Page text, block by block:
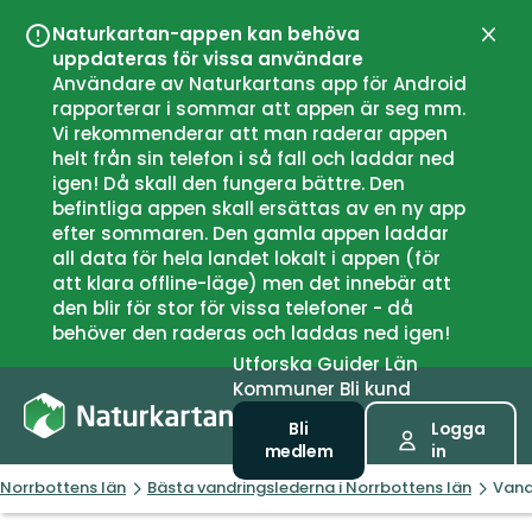
Naturkartan-appen kan behöva
uppdateras för vissa användare
Användare av Naturkartans app för Android
rapporterar i sommar att appen är seg mm.
Vi rekommenderar att man raderar appen
helt från sin telefon i så fall och laddar ned
igen! Då skall den fungera bättre. Den
befintliga appen skall ersättas av en ny app
efter sommaren. Den gamla appen laddar
all data för hela landet lokalt i appen (för
att klara offline-läge) men det innebär att
den blir för stor för vissa telefoner - då
behöver den raderas och laddas ned igen!
UtforskaGuiderLän
Kommuner Bli kund
Bli
medlem
Logga
in
Norrbottens län Bästa vandringslederna i Norrbottens län